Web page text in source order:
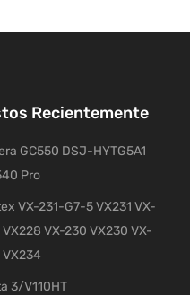
Recientemente
GC550 DSJ-HYTG5A1
Pro
VX-231-G7-5 VX231 VX-
VX-230 VX230 VX-
3/V110HT